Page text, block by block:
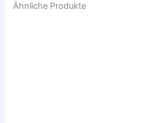
Ähnliche Produkte